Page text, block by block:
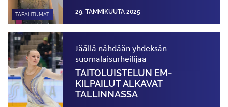
TAPAHTUMAT 29. TAMMIKUUTA 2025
Jäällä nähdään yhdeksän
suomalaisurheilijaa
TAITOLUISTELUN EM-
KILPAILUT ALKAVAT
TALLINNASSA